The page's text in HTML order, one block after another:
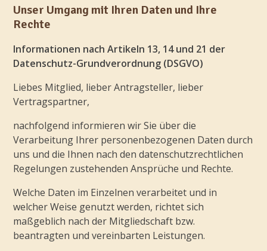
Unser Umgang mit Ihren Daten und Ihre
Rechte
Informationen nach Artikeln 13, 14 und 21 der
Datenschutz-Grundverordnung (DSGVO)
Liebes Mitglied, lieber Antragsteller, lieber
Vertragspartner,
nachfolgend informieren wir Sie über die
Verarbeitung Ihrer personenbezogenen Daten durch
uns und die Ihnen nach den datenschutzrechtlichen
Regelungen zustehenden Ansprüche und Rechte.
Welche Daten im Einzelnen verarbeitet und in
welcher Weise genutzt werden, richtet sich
maßgeblich nach der Mitgliedschaft bzw.
beantragten und vereinbarten Leistungen.